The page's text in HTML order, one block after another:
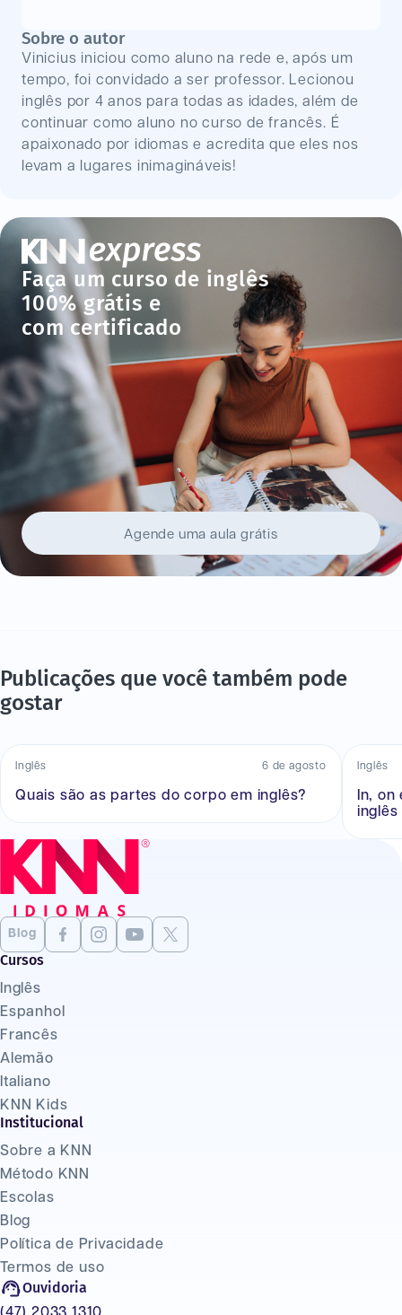
Faça um curso de inglês
100% grátis e
com certificado
Agende uma aula grátis
Publicações que você também pode
gostar
Inglês 6 de agosto
Quais são as partes do corpo em inglês?
Inglês
In, on
inglês
Sobre o autor
Vinicius iniciou como aluno na rede e, após um
tempo, foi convidado a ser professor. Lecionou
inglês por 4 anos para todas as idades, além de
continuar como aluno no curso de francês. É
apaixonado por idiomas e acredita que eles nos
levam a lugares inimagináveis!
Blog
Cursos
Inglês
Espanhol
Francês
Alemão
Italiano
KNN Kids
Institucional
Sobre a KNN
Método KNN
Escolas
Blog
Política de Privacidade
Termos de uso
Ouvidoria